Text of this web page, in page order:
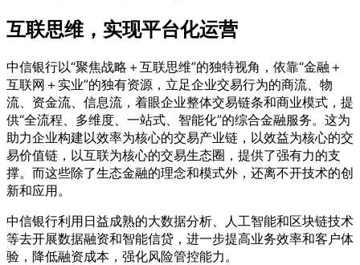
互联思维，实现平台化运营
中信银行以“聚焦战略＋互联思维”的独特视角，依靠“金融＋
互联网＋实业”的独有资源，立足企业交易行为的商流、物
流、资金流、信息流，着眼企业整体交易链条和商业模式，提
供“全流程、多维度、一站式、智能化”的综合金融服务。这为
助力企业构建以效率为核心的交易产业链，以效益为核心的交
易价值链，以互联为核心的交易生态圈，提供了强有力的支
撑。而这些除了生态金融的理念和模式外，还离不开技术的创
新和应用。
中信银行利用日益成熟的大数据分析、人工智能和区块链技术
等去开展数据融资和智能信贷，进一步提高业务效率和客户体
验，降低融资成本，强化风险管控能力。